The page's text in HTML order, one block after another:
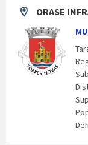
ORASE